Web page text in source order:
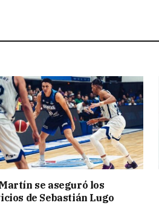
se aseguró los
de Sebastián Lugo